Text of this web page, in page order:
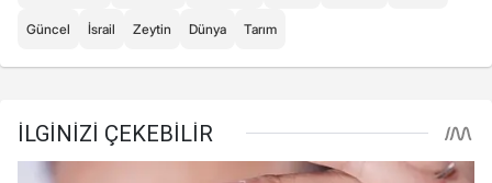
Güncel İsrail Zeytin Dünya Tarım